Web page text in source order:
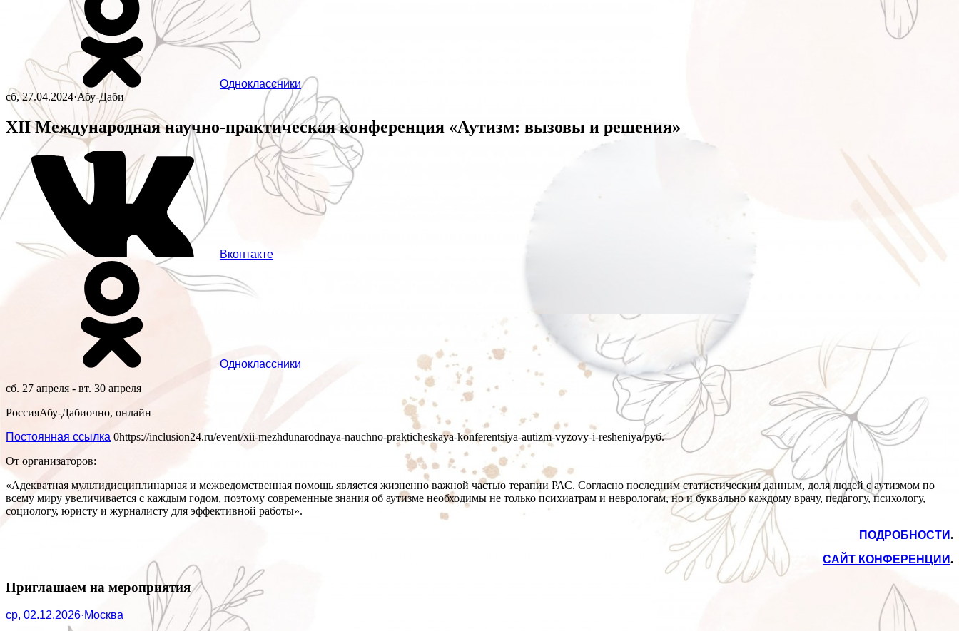
Одноклассники
сб, 27.04.2024·Абу-Даби
XII Международная научно-практическая конференция «Аутизм: вызовы и решения»
Вконтакте
Одноклассники
сб. 27 апреля - вт. 30 апреля
РоссияАбу-Дабиочно, онлайн
Постоянная ссылка 0https://inclusion24.ru/event/xii-mezhdunarodnaya-nauchno-prakticheskaya-konferentsiya-autizm-vyzovy-i-resheniya/руб.
От организаторов:
«Адекватная мультидисциплинарная и межведомственная помощь является жизненно важной частью терапии РАС. Согласно последним статистическим данным, доля людей с аутизмом по
всему миру увеличивается с каждым годом, поэтому современные знания об аутизме необходимы не только психиатрам и неврологам, но и буквально каждому врачу, педагогу, психологу,
социологу, юристу и журналисту для эффективной работы».
ПОДРОБНОСТИ.
САЙТ КОНФЕРЕНЦИИ.
Приглашаем на мероприятия
ср, 02.12.2026·Москва